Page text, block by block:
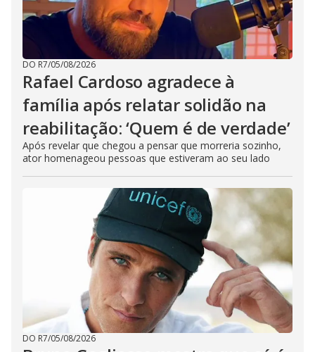
DO R7/05/08/2026
Rafael Cardoso agradece à
família após relatar solidão na
reabilitação: ‘Quem é de verdade’
Após revelar que chegou a pensar que morreria sozinho,
ator homenageou pessoas que estiveram ao seu lado
DO R7/05/08/2026